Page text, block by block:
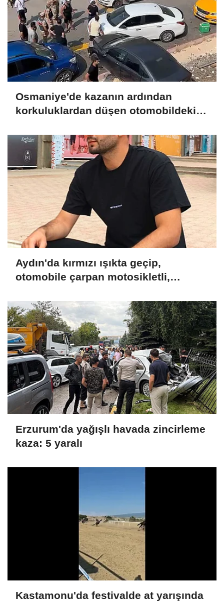
Osmaniye'de kazanın ardından
korkuluklardan düşen otomobildeki 5
Aydın'da kırmızı ışıkta geçip,
otomobile çarpan motosikletli,
Erzurum'da yağışlı havada zincirleme
kaza: 5 yaralı
Kastamonu'da festivalde at yarışında